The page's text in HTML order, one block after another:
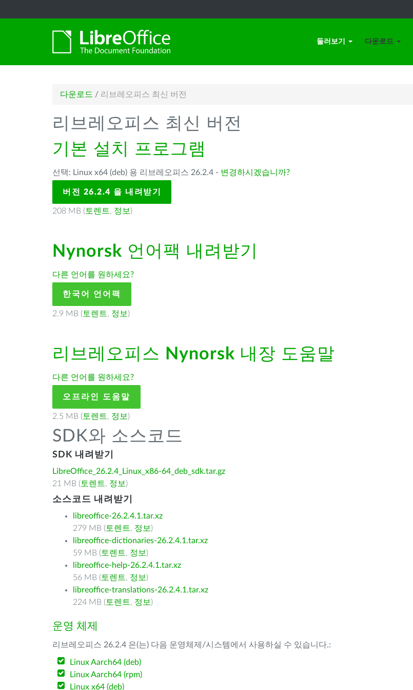
둘러보기 다운로드
다운로드 / 리브레오피스 최신 버전
리브레오피스 최신 버전
기본 설치 프로그램
선택: Linux x64 (deb) 용 리브레오피스 26.2.4 - 변경하시겠습니까?
버전 26.2.4 을 내려받기
208 MB ( 토렌트, 정보 )
Nynorsk 언어팩 내려받기
다른 언어를 원하세요?
한국어 언어팩
2.9 MB ( 토렌트, 정보 )
리브레오피스 Nynorsk 내장 도움말
다른 언어를 원하세요?
오프라인 도움말
2.5 MB ( 토렌트, 정보 )
SDK와 소스코드
SDK 내려받기
LibreOffice_26.2.4_Linux_x86-64_deb_sdk.tar.gz
21 MB ( 토렌트, 정보 )
소스코드 내려받기
libreoffice-26.2.4.1.tar.xz
279 MB ( 토렌트, 정보 )
libreoffice-dictionaries-26.2.4.1.tar.xz
59 MB ( 토렌트, 정보 )
libreoffice-help-26.2.4.1.tar.xz
56 MB ( 토렌트, 정보 )
libreoffice-translations-26.2.4.1.tar.xz
224 MB ( 토렌트, 정보 )
운영 체제
리브레오피스 26.2.4 은(는) 다음 운영체제/시스템에서 사용하실 수 있습니다.:
Linux Aarch64 (deb)
Linux Aarch64 (rpm)
Linux x64 (deb)